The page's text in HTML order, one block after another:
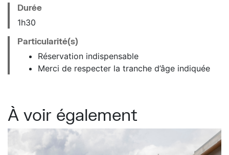
Durée
1h30
Particularité(s)
Réservation indispensable
Merci de respecter la tranche d’âge indiquée
À voir également